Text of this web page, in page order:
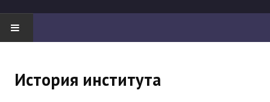
"Боевая" русистика
История института